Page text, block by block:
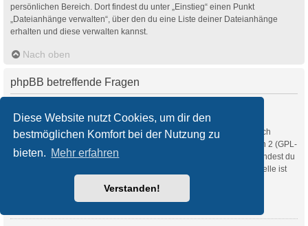
Diese Website nutzt Cookies, um dir den
bestmöglichen Komfort bei der Nutzung zu
bieten. Mehr erfahren
Verstanden!
persönlichen Bereich. Dort findest du unter „Einstieg“ einen Punkt
„Dateianhänge verwalten“, über den du eine Liste deiner Dateianhänge
erhalten und diese verwalten kannst.
Nach oben
phpBB betreffende Fragen
Diese Software (in ihrer unmodifizierten Fassung) wurde von
phpBB Limited
entwickelt und veröffentlicht. Sie ist urheberrechtlich
geschützt. Sie wurde unter der GNU General Public License, Version 2 (GPL-
2.0) veröffentlicht und kann frei vertrieben werden. Weitere Details findest du
. Eine deutschsprachige Anlaufstelle ist